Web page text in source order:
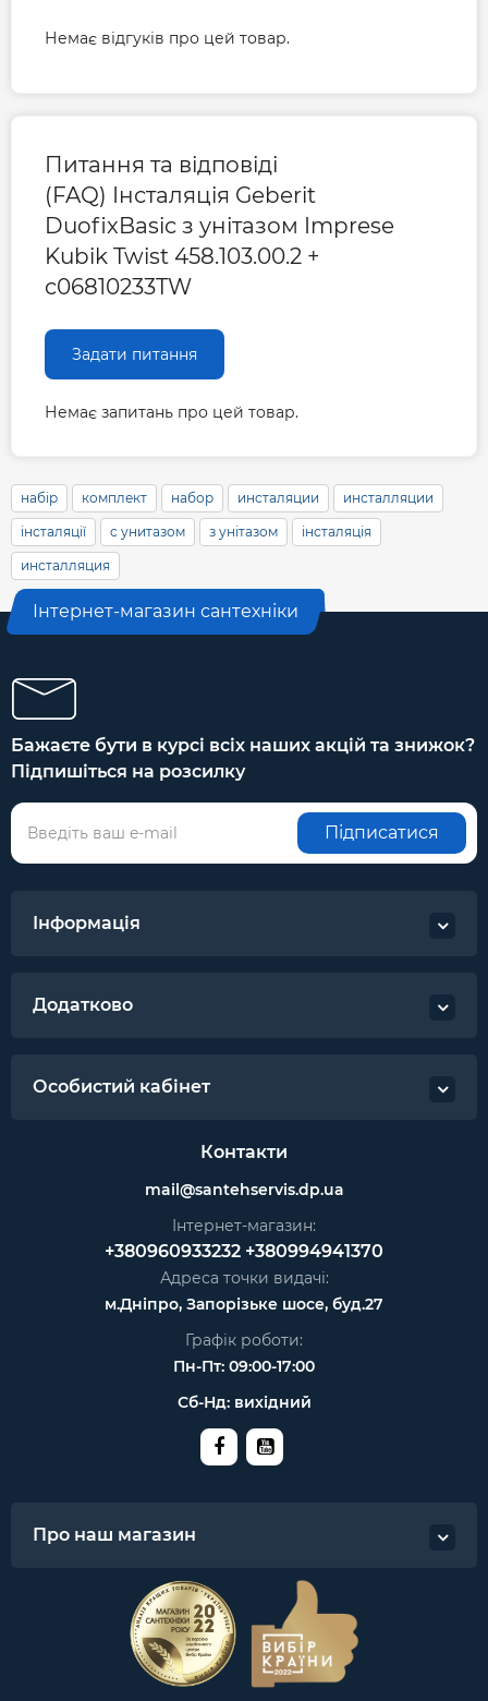
Немає відгуків про цей товар.
Питання та відповіді
(FAQ) Інсталяція Geberit
DuofixBasic з унітазом Imprese
Kubik Twist 458.103.00.2 +
c06810233TW
Задати питання
Немає запитань про цей товар.
набір комплект набор инсталяции инсталляции
інсталяції с унитазом з унітазом інсталяція
инсталляция
Інтернет-магазин сантехніки
Бажаєте бути в курсі всіх наших акцій та знижок?
Підпишіться на розсилку
Підписатися
Інформація
Додатково
Особистий кабінет
Контакти
mail@santehservis.dp.ua
Інтернет-магазин:
+380960933232 +380994941370
Адреса точки видачі:
м.Дніпро, Запорізьке шосе, буд.27
Графік роботи:
Пн-Пт: 09:00-17:00
Сб-Нд: вихідний
Про наш магазин